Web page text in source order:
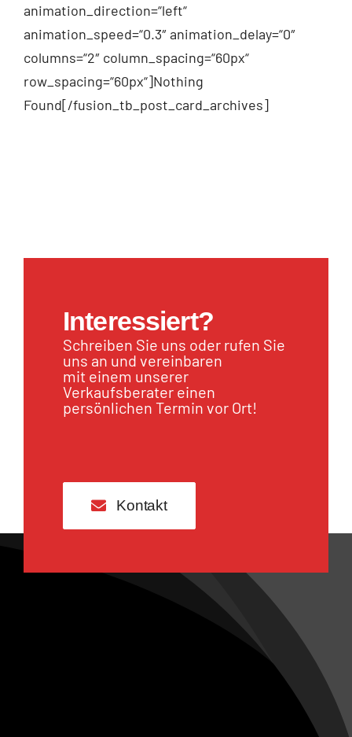
animation_direction=“left“
animation_speed=“0.3″ animation_delay=“0″
columns=“2″ column_spacing=“60px“
row_spacing=“60px“]Nothing
Found[/fusion_tb_post_card_archives]
Interessiert?
Schreiben Sie uns oder rufen Sie
uns an und vereinbaren
mit einem unserer
Verkaufsberater einen
persönlichen Termin vor Ort!
Kontakt